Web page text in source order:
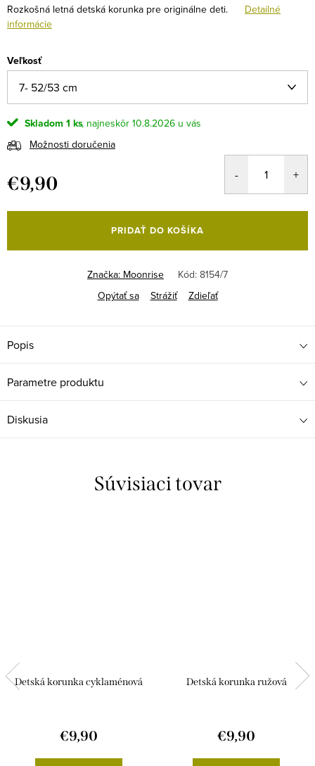
Rozkošná letná detská korunka pre originálne deti.
Detailné
informácie
Veľkosť
Skladom 1 ks
10.8.2026
Možnosti doručenia
€9,90
cena:
PRIDAŤ DO KOŠÍKA
Značka: Moonrise Kód: 8154/7
Opýtať sa
Strážiť Zdieľať
Popis
Parametre produktu
Diskusia
Súvisiaci tovar
Detská korunka cyklaménová
€9,90
Detská korunka ružová
€9,90